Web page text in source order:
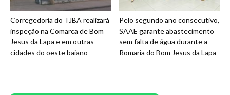
Corregedoria do TJBA realizará
inspeção na Comarca de Bom
Jesus da Lapa e em outras
cidades do oeste baiano
Pelo segundo ano consecutivo,
SAAE garante abastecimento
sem falta de água durante a
Romaria do Bom Jesus da Lapa